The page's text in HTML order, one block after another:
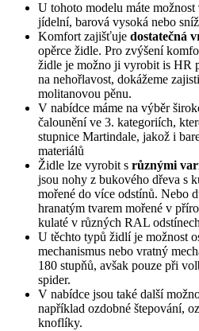
U tohoto modelu máte možnost
jídelní, barová vysoká nebo
Komfort zajišťuje dostatečná
opěrce židle. Pro zvýšení
židle je možno ji vyrobit is HR
na nehořlavost, dokážeme
molitanovou pěnu.
V nabídce máme na výběr
čalounění ve 3. kategoriích,
stupnice Martindale, jakož i
materiálů
Židle lze vyrobit s různými
jsou nohy z bukového dřeva s
mořené do více odstínů. Nebo
hranatým tvarem mořené v
kulaté v různých RAL
U těchto typů židlí je možnost
mechanismus nebo vratný
180 stupňů, avšak pouze při
spider.
V nabídce jsou také další
například ozdobné štepování,
knoflíky.